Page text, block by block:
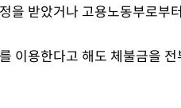
을 받았거나 고용노동부로부
이용한다고 해도 체불금을